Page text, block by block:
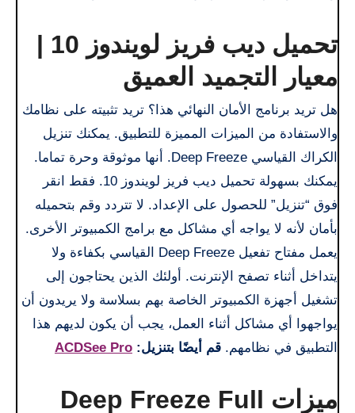
تحميل ديب فريز لويندوز 10 |
معيار التجميد العميق
هل تريد برنامج الأمان النهائي هذا؟ تريد تثبيته على نظامك
والاستفادة من الميزات المميزة للتطبيق. يمكنك تنزيل
الكراك القياسي Deep Freeze. أنها موثوقة وحرة تماما.
يمكنك بسهولة تحميل ديب فريز لويندوز 10. فقط انقر
فوق “تنزيل” للحصول على الإعداد. لا تتردد وقم بتحميله
بأمان لأنه لا يواجه أي مشاكل مع برامج الكمبيوتر الأخرى.
يعمل مفتاح تفعيل Deep Freeze القياسي بكفاءة ولا
يتداخل أثناء تصفح الإنترنت. أولئك الذين يحتاجون إلى
تشغيل أجهزة الكمبيوتر الخاصة بهم بسلاسة ولا يريدون أن
يواجهوا أي مشاكل أثناء العمل، يجب أن يكون لديهم هذا
التطبيق في نظامهم. قم أيضًا بتنزيل: ACDSee Pro
ميزات Deep Freeze Full